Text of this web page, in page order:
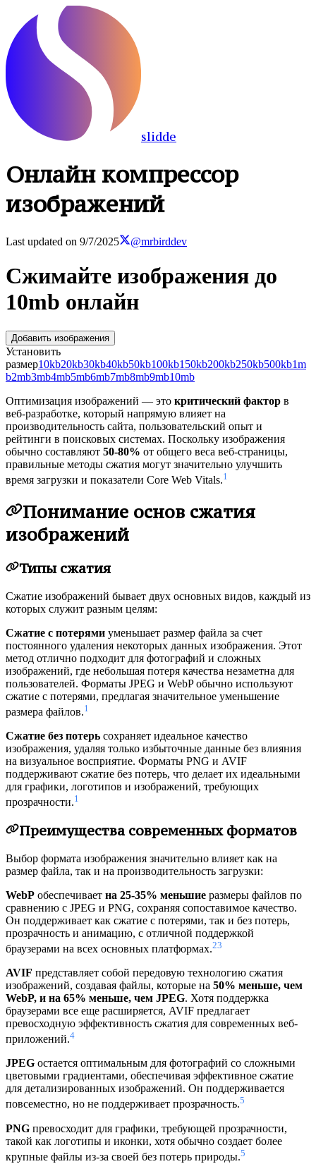
slidde
Онлайн компрессор
изображений
Last updated on 9/7/2025 @mrbirddev
Сжимайте изображения до
10mb онлайн
Добавить изображения
Установить
размер10kb20kb30kb40kb50kb100kb150kb200kb250kb500kb1m
b2mb3mb4mb5mb6mb7mb8mb9mb10mb
Оптимизация изображений — это критический фактор в
веб-разработке, который напрямую влияет на
производительность сайта, пользовательский опыт и
рейтинги в поисковых системах. Поскольку изображения
обычно составляют 50-80% от общего веса веб-страницы,
правильные методы сжатия могут значительно улучшить
время загрузки и показатели Core Web Vitals.1
Понимание основ сжатия
изображений
Типы сжатия
Сжатие изображений бывает двух основных видов, каждый из
которых служит разным целям:
Сжатие с потерями уменьшает размер файла за счет
постоянного удаления некоторых данных изображения. Этот
метод отлично подходит для фотографий и сложных
изображений, где небольшая потеря качества незаметна для
пользователей. Форматы JPEG и WebP обычно используют
сжатие с потерями, предлагая значительное уменьшение
размера файлов.1
Сжатие без потерь сохраняет идеальное качество
изображения, удаляя только избыточные данные без влияния
на визуальное восприятие. Форматы PNG и AVIF
поддерживают сжатие без потерь, что делает их идеальными
для графики, логотипов и изображений, требующих
прозрачности.1
Преимущества современных форматов
Выбор формата изображения значительно влияет как на
размер файла, так и на производительность загрузки:
WebP обеспечивает на 25-35% меньшие размеры файлов по
сравнению с JPEG и PNG, сохраняя сопоставимое качество.
Он поддерживает как сжатие с потерями, так и без потерь,
прозрачность и анимацию, с отличной поддержкой
браузерами на всех основных платформах.23
AVIF представляет собой передовую технологию сжатия
изображений, создавая файлы, которые на 50% меньше, чем
WebP, и на 65% меньше, чем JPEG. Хотя поддержка
браузерами все еще расширяется, AVIF предлагает
превосходную эффективность сжатия для современных веб-
приложений.4
JPEG остается оптимальным для фотографий со сложными
цветовыми градиентами, обеспечивая эффективное сжатие
для детализированных изображений. Он поддерживается
повсеместно, но не поддерживает прозрачность.5
PNG превосходит для графики, требующей прозрачности,
такой как логотипы и иконки, хотя обычно создает более
крупные файлы из-за своей без потерь природы.5